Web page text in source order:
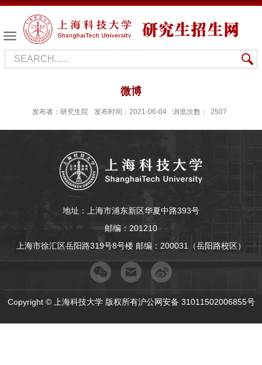
微博
发布者：研究生院 发布时间：2021-06-04 浏览次数： 2507
地址：上海市浦东新区华夏中路393号
邮编：201210
上海市徐汇区岳阳路319号8号楼 邮编：200031（岳阳路校区）
Copyright © 上海科技大学 版权所有沪公网安备 31011502006855号